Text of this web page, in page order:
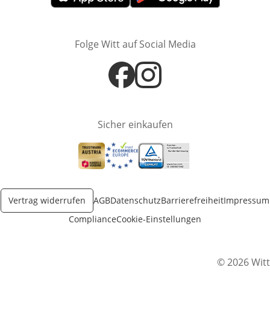
Öffnet in neuem FensterÖffnet in neuem Fenster
Folge Witt auf Social Media
Öffnet in neuem Fenster
Öffnet in neuem Fenster
Sicher einkaufen
Öffnet in neuem Fenster
Öffnet in neuem Fenster
Öffnet in neuem Fenster
Vertrag widerrufen AGBDatenschutzBarrierefreiheitImpressum
ComplianceCookie-Einstellungen
© 2026 Witt